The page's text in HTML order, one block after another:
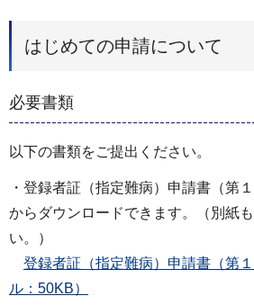
はじめての申請について
必要書類
以下の書類をご提出ください。
・登録者証（指定難病）申請書（第
からダウンロードできます。（別紙
い。）
登録者証（指定難病）申請書（第
ル：50KB）